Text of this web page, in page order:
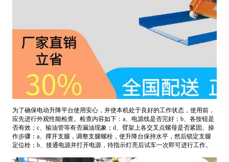
为了确保电动升降平台使用安心，并使本机处于良好的工作状态，使用前，
应先进行外观性能检查。检查内容如下：a、电源线是否完好；b、各按钮是
否有效；c、输油管等有否漏油现象；d、臂架上各交叉点螺母是否紧固。操
作步骤：a、撑开支腿，调整支腿螺栓，使升降台保持水平，然后锁定支腿
定位栓；b、接通电源并打开电源，待指示灯亮后试车一次即可进行工作。